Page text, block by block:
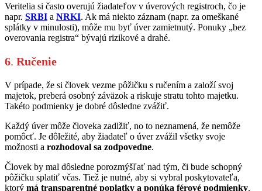
Veritelia si často overujú žiadateľov v úverových registroch, čo je
napr. SRBI a NRKI. Ak má niekto záznam (napr. za omeškané
splátky v minulosti), môže mu byť úver zamietnutý. Ponuky „bez
overovania registra“ bývajú rizikové a drahé.
6. Ručenie
V prípade, že si človek vezme pôžičku s ručením a založí svoj
majetok, preberá osobný záväzok a riskuje stratu tohto majetku.
Takéto podmienky je dobré dôsledne zvážiť.
Každý úver môže človeka zadlžiť, no to neznamená, že nemôže
pomôcť. Je dôležité, aby žiadateľ o úver zvážil všetky svoje
možnosti a rozhodoval sa zodpovedne.
Človek by mal dôsledne porozmýšľať nad tým, či bude schopný
pôžičku splatiť včas. Tiež je nutné, aby si vybral poskytovateľa,
ktorý má transparentné poplatky a ponúka férové podmienky.